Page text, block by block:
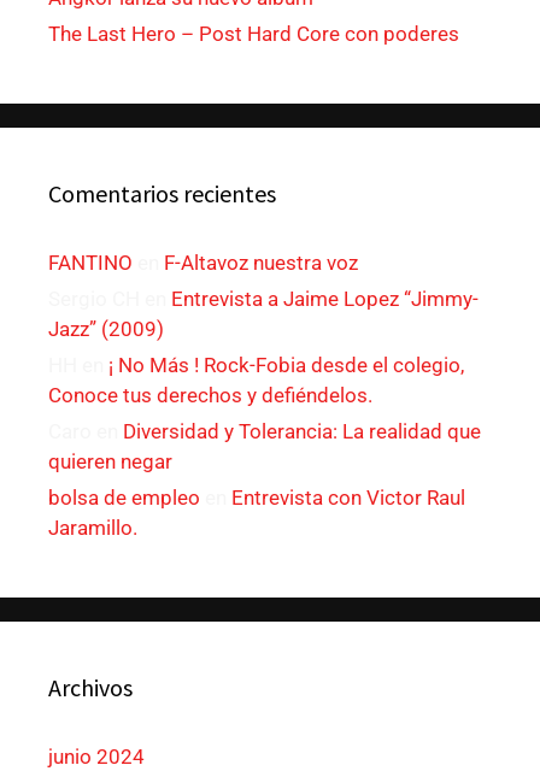
The Last Hero – Post Hard Core con poderes
Comentarios recientes
FANTINO
F-Altavoz nuestra voz
Entrevista a Jaime Lopez “Jimmy-
Jazz” (2009)
¡ No Más ! Rock-Fobia desde el colegio,
Conoce tus derechos y defiéndelos.
Diversidad y Tolerancia: La realidad que
quieren negar
bolsa de empleo
Entrevista con Victor Raul
Jaramillo.
Archivos
junio 2024